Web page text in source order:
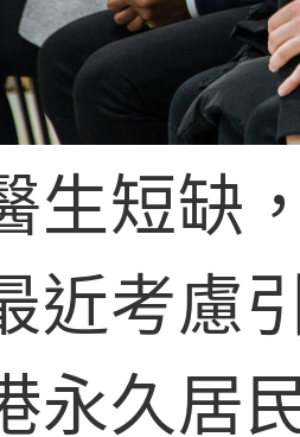
生短缺
近考慮
永久居